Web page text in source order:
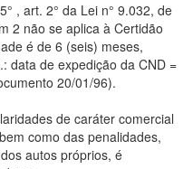
, art. 2° da Lei n° 9.032, de
2 não se aplica à Certidão
é de 6 (seis) meses,
data de expedição da CND =
20/01/96).
de caráter comercial
como das penalidades,
autos próprios, é